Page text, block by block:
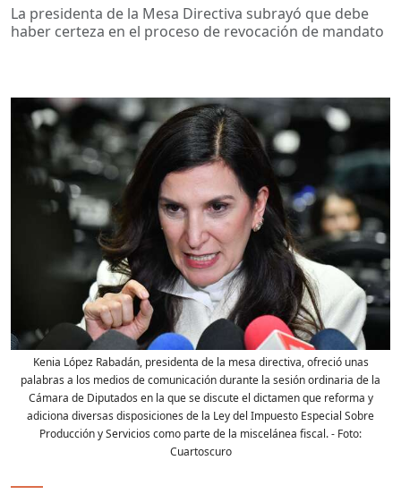
La presidenta de la Mesa Directiva subrayó que debe
haber certeza en el proceso de revocación de mandato
Kenia López Rabadán, presidenta de la mesa directiva, ofreció unas
palabras a los medios de comunicación durante la sesión ordinaria de la
Cámara de Diputados en la que se discute el dictamen que reforma y
adiciona diversas disposiciones de la Ley del Impuesto Especial Sobre
Producción y Servicios como parte de la miscelánea fiscal.- Foto:
Cuartoscuro